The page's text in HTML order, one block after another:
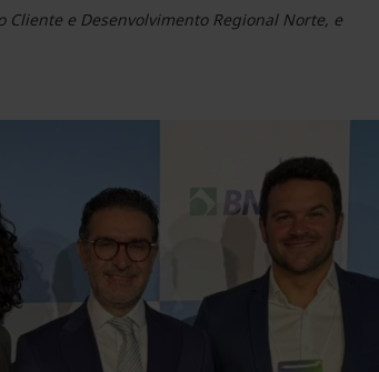
Cliente e Desenvolvimento Regional Norte, e